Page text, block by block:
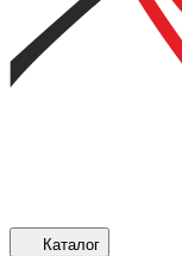
Каталог